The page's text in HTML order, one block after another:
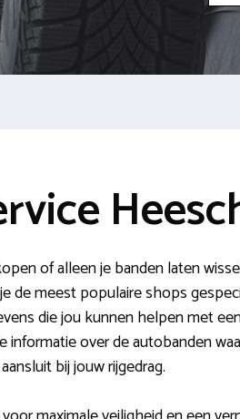
of alleen je banden laten
de meest populaire shops
die jou kunnen helpen met
informatie over de autobanden
bij jouw rijgedrag.